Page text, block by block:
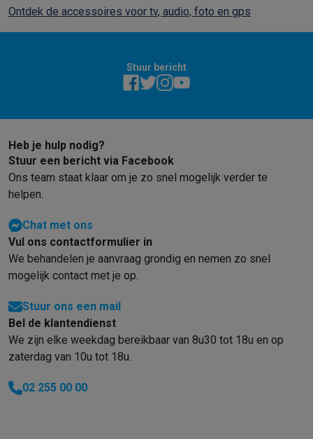
Ontdek de accessoires voor tv, audio, foto en gps
Stuur bericht
Heb je hulp nodig?
Stuur een bericht via Facebook
Ons team staat klaar om je zo snel mogelijk verder te
helpen.
Chat met ons
Vul ons contactformulier in
We behandelen je aanvraag grondig en nemen zo snel
mogelijk contact met je op.
Stuur ons een mail
Bel de klantendienst
We zijn elke weekdag bereikbaar van 8u30 tot 18u en op
zaterdag van 10u tot 18u.
02 255 00 00